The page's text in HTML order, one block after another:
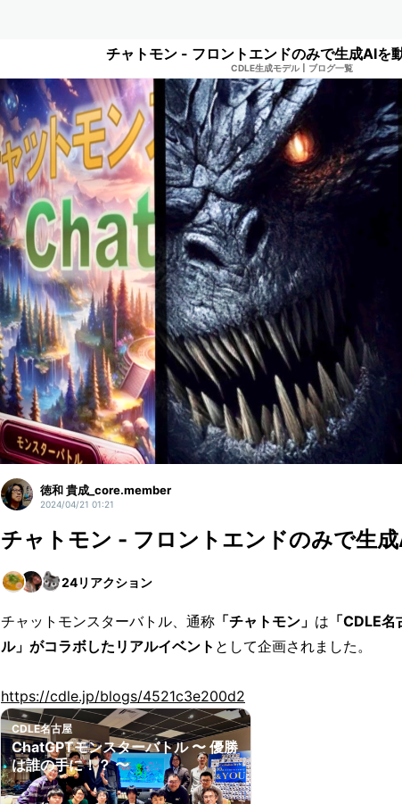
チャトモン - フロントエンドのみで生成AIを
CDLE生成モデル ブログ一覧
徳和 貴成_core.member
2024/04/21 01:21
チャトモン - フロントエンドのみで生
24リアクション
チャットモンスターバトル、通称 「チャトモン」 は 「CDLE
ル」がコラボしたリアルイベント として企画されました。
https://cdle.jp/blogs/4521c3e200d2
CDLE名古屋
ChatGPTモンスターバトル 〜 優勝
は誰の手に！？ 〜